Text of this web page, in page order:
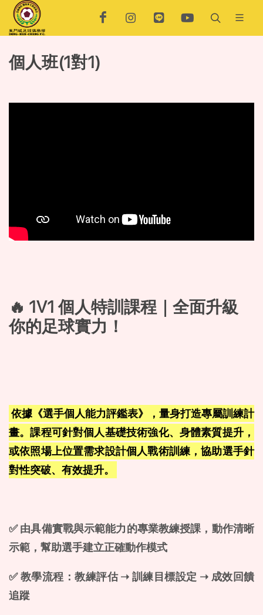
個人班(1對1)
🔥 1V1 個人特訓課程｜全面升級
你的足球實力！
依據《選手個人能力評鑑表》，量身打造專屬訓練計
畫。課程可針對個人基礎技術強化、身體素質提升，
或依照場上位置需求設計個人戰術訓練，協助選手針
對性突破、有效提升。
✅ 由具備實戰與示範能力的專業教練授課，動作清晰
示範，幫助選手建立正確動作模式
✅ 教學流程：教練評估 ➝ 訓練目標設定 ➝ 成效回饋
追蹤